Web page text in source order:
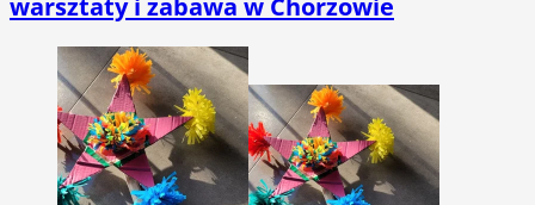
warsztaty i zabawa w Chorzowie